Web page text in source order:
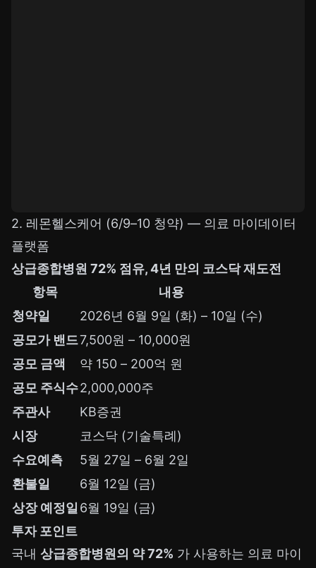
2. 레몬헬스케어 (6/9–10 청약) — 의료 마이데이터
플랫폼
상급종합병원 72% 점유, 4년 만의 코스닥 재도전
항목
내용
청약일
2026년 6월 9일 (화) – 10일 (수)
공모가 밴드7,500원 – 10,000원
공모 금액
약 150 – 200억 원
공모 주식수2,000,000주
주관사
KB증권
시장
코스닥 (기술특례)
수요예측
5월 27일 – 6월 2일
환불일
6월 12일 (금)
상장 예정일 6월 19일 (금)
투자 포인트
국내 상급종합병원의 약 72% 가 사용하는 의료 마이